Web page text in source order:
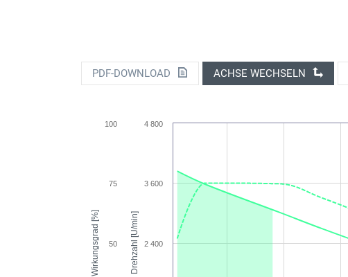
PDF-DOWNLOAD ACHSE WECHSELN
Drehzahl [U/min]
Wirkungsgrad [%] 2 400
3 600
4 800
50
75
100